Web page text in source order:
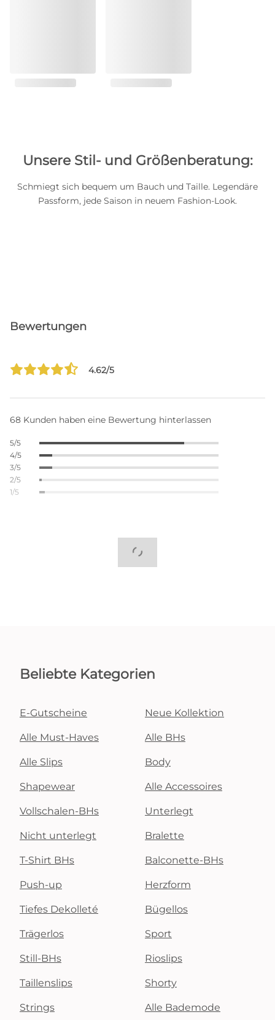
Unsere Stil- und Größenberatung:
Schmiegt sich bequem um Bauch und Taille. Legendäre
Passform, jede Saison in neuem Fashion-Look.
Bewertungen
4.62/5
68 Kunden haben eine Bewertung hinterlassen
5/5
4/5
3/5
2/5
1/5
Beliebte Kategorien
E-Gutscheine Neue Kollektion
Alle Must-Haves Alle BHs
Alle Slips Body
Shapewear Alle Accessoires
Vollschalen-BHs Unterlegt
Nicht unterlegt Bralette
T-Shirt BHs Balconette-BHs
Push-up Herzform
Tiefes Dekolleté Bügellos
Trägerlos Sport
Still-BHs Rioslips
Taillenslips Shorty
Strings Alle Bademode